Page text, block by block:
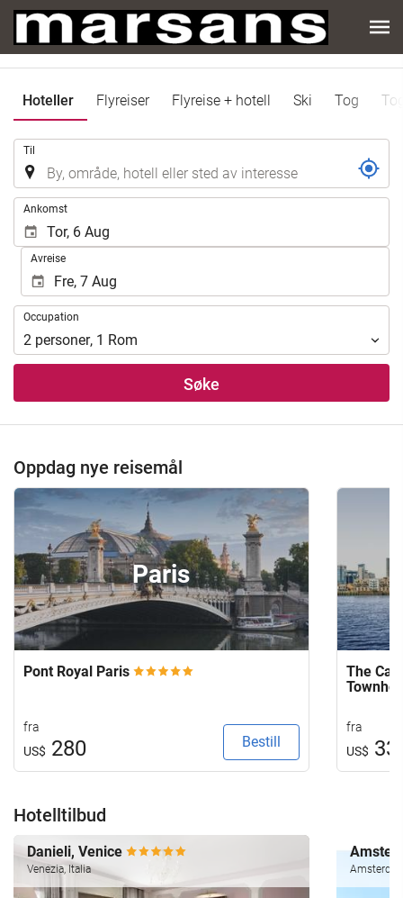
Hoteller Flyreiser Flyreise + hotell Ski Tog
Til
Ankomst
Avreise
Occupation
Occupation
2 personer, 1 Rom
Søke
Oppdag nye reisemål
Paris
Pont Royal Paris
fra
US$ 280 Bestill
The
fra
US$
Hotelltilbud
Danieli, Venice
Venezia, Italia